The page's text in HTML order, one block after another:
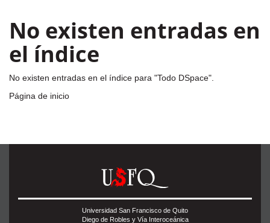
No existen entradas en
el índice
No existen entradas en el índice para "Todo DSpace".
Página de inicio
Universidad San Francisco de Quito
Diego de Robles y Vía Interoceánica